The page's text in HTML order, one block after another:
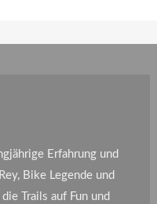
Erfahrung und
Bike Legende und
Trails auf Fun und